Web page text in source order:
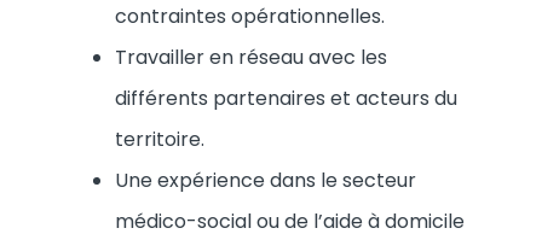
contraintes opérationnelles.
Travailler en réseau avec les
différents partenaires et acteurs du
territoire.
Une expérience dans le secteur
médico-social ou de l’aide à domicile